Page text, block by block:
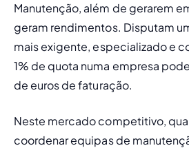
Manutenção, além de gerarem
geram rendimentos. Disputam
mais exigente, especializado e
1% de quota numa empresa
de euros de faturação.
Neste mercado competitivo,
coordenar equipas de